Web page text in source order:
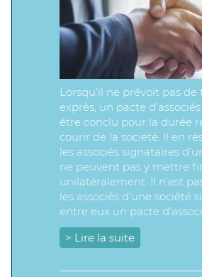
Lorsqu’il ne prévoit pas de
exprès, un pacte
être conclu pour la durée
courir de la société. Il en
les associés signataires
ne peuvent pas y mettre
unilatéralement. Il n’est
les associés d’une société
entre eux un pacte
> Lire la suite